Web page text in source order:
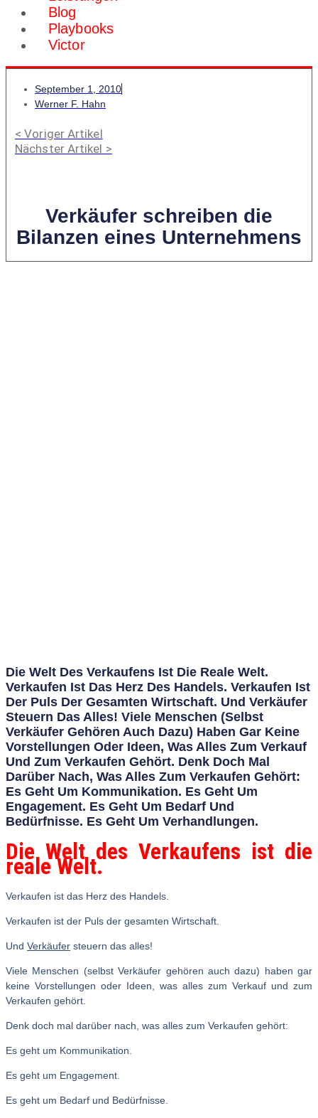
Blog
Playbooks
Victor
September 1, 2010
Werner F. Hahn
< Voriger Artikel
Nächster Artikel >
Verkäufer schreiben die
Bilanzen eines Unternehmens
Die Welt Des Verkaufens Ist Die Reale Welt.
Verkaufen Ist Das Herz Des Handels. Verkaufen Ist
Der Puls Der Gesamten Wirtschaft. Und Verkäufer
Steuern Das Alles! Viele Menschen (selbst
Verkäufer Gehören Auch Dazu) Haben Gar Keine
Vorstellungen Oder Ideen, Was Alles Zum Verkauf
Und Zum Verkaufen Gehört. Denk Doch Mal
Darüber Nach, Was Alles Zum Verkaufen Gehört:
Es Geht Um Kommunikation. Es Geht Um
Engagement. Es Geht Um Bedarf Und
Bedürfnisse. Es Geht Um Verhandlungen.
Die Welt des Verkaufens ist die
reale Welt.
Verkaufen ist das Herz des Handels.
Verkaufen ist der Puls der gesamten Wirtschaft.
Und Verkäufer steuern das alles!
Viele Menschen (selbst Verkäufer gehören auch dazu) haben gar
keine Vorstellungen oder Ideen, was alles zum Verkauf und zum
Verkaufen gehört.
Denk doch mal darüber nach, was alles zum Verkaufen gehört:
Es geht um Kommunikation.
Es geht um Engagement.
Es geht um Bedarf und Bedürfnisse.